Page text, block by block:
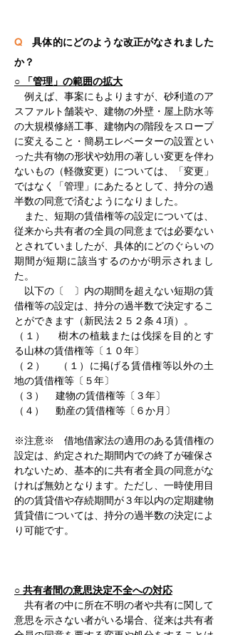
Q 具体的にどのような改正がなされました
か？
○ 「管理」の範囲の拡大
例えば、事案にもよりますが、砂利道のア
スファルト舗装や、建物の外壁・屋上防水等
の大規模修繕工事、建物内の階段をスロープ
に変えること・簡易エレベーターの設置とい
った共有物の形状や効用の著しい変更を伴わ
ないもの（軽微変更）については、「変更」
ではなく「管理」にあたるとして、持分の過
半数の同意で済むようになりました。
また、短期の賃借権等の設定については、
従来から共有者の全員の同意までは必要ない
とされていましたが、具体的にどのぐらいの
期間が短期に該当するのかが明示されまし
た。
以下の〔　〕内の期間を超えない短期の賃
借権等の設定は、持分の過半数で決定するこ
とができます（新民法２５２条４項）。
（１）    樹木の植栽または伐採を目的とす
る山林の賃借権等〔１０年〕
（２）    （１）に掲げる賃借権等以外の土
地の賃借権等〔５年〕
（３）    建物の賃借権等〔３年〕
（４）    動産の賃借権等〔６か月〕
※注意※　借地借家法の適用のある賃借権の
設定は、約定された期間内での終了が確保さ
れないため、基本的に共有者全員の同意がな
ければ無効となります。ただし、一時使用目
的の賃貸借や存続期間が３年以内の定期建物
賃貸借については、持分の過半数の決定によ
り可能です。
○ 共有者間の意思決定不全への対応
共有者の中に所在不明の者や共有に関して
意思を示さない者がいる場合、従来は共有者